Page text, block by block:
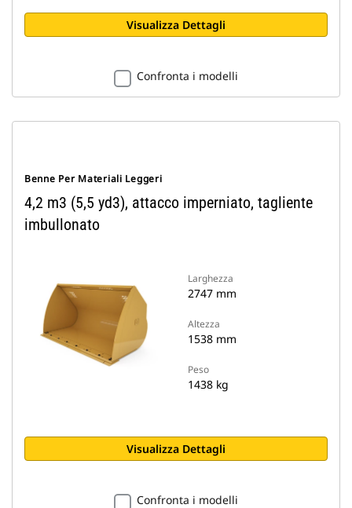
Visualizza Dettagli
Confronta i modelli
Benne Per Materiali Leggeri
4,2 m3 (5,5 yd3), attacco imperniato, tagliente
imbullonato
Larghezza
2747 mm
Altezza
1538 mm
Peso
1438 kg
Visualizza Dettagli
Confronta i modelli